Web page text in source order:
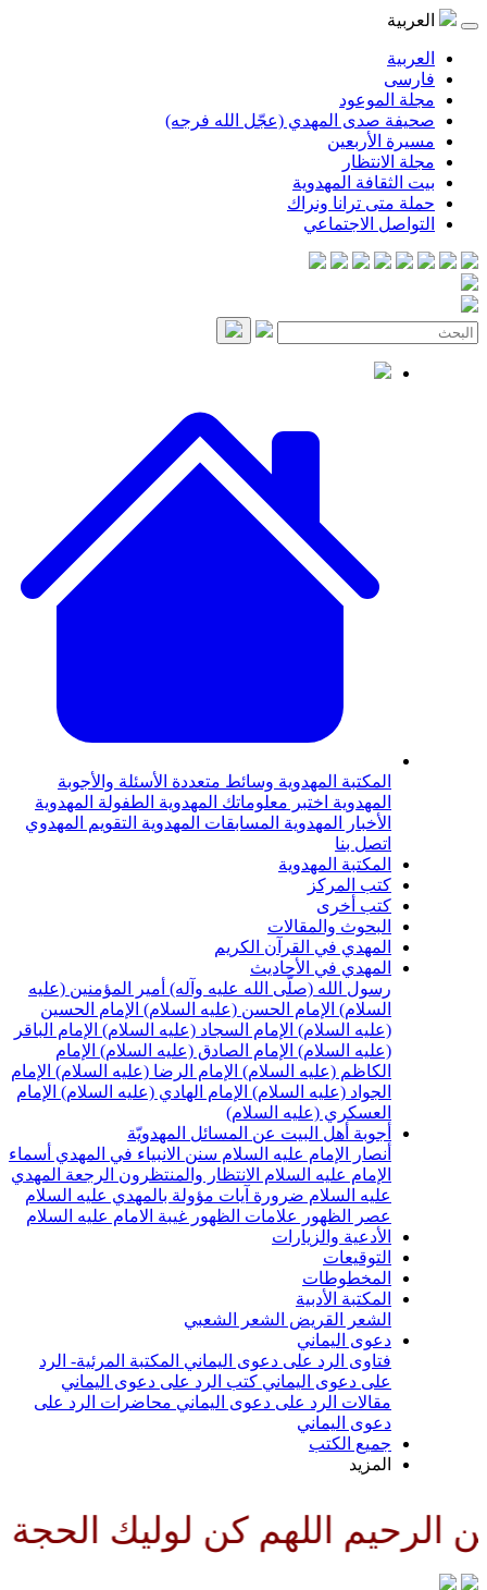
المهدي (عجّل الله فرجه)
المهدوية
ترانا ونراك
الاجتماعي
المهدويةوسائط متعددةالأسئلة والأجوبة
اختبر معلوماتك المهدويةالطفولة المهدوية
المهدويةالمسابقات المهدويةالتقويم المهدوي
المهدوية
والمقالات
في القرآن الكريم
في الأحاديث
الله (صلّى الله عليه وآله) أمير المؤمنين (عليه
الإمام الحسن (عليه السلام) الإمام الحسين
الإمام السجاد (عليه السلام) الإمام الباقر
الإمام الصادق (عليه السلام) الإمام
(عليه السلام) الإمام الرضا (عليه السلام) الإمام
(عليه السلام) الإمام الهادي (عليه السلام) الإمام
(عليه السلام)
أهل البيت عن المسائل المهدويّة
الإمام عليه السلامسنن الانبياء في المهديأسماء
عليه السلامالانتظار والمنتظرونالرجعةالمهدي
السلام ضرورة آيات مؤولة بالمهدي عليه السلام
علامات الظهورغيبة الامام عليه السلام
والزيارات
الأدبية
الشعر الشعبي
اليماني
الرد على دعوى اليماني المكتبة المرئية- الرد
دعوى اليماني كتب الرد على دعوى اليماني
الرد على دعوى اليماني محاضرات الرد على
كن لوليك الحجة بن